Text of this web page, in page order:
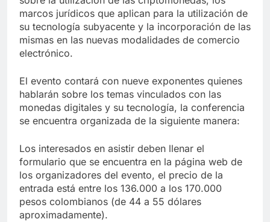
marcos jurídicos que aplican para la utilización de
su tecnología subyacente y la incorporación de las
mismas en las nuevas modalidades de comercio
electrónico.
El evento contará con nueve exponentes quienes
hablarán sobre los temas vinculados con las
monedas digitales y su tecnología, la conferencia
se encuentra organizada de la siguiente manera:
Los interesados en asistir deben llenar el
formulario que se encuentra en la página web de
los organizadores del evento, el precio de la
entrada está entre los 136.000 a los 170.000
pesos colombianos (de 44 a 55 dólares
aproximadamente).